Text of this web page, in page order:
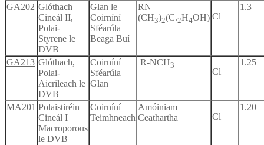
GA202 Glóthach
Cineál II,
Polai-
Styrene le
DVB
Glan le
Coirníní
Sféarúla
Beaga Buí
RN
(CH3)2(C.2H4OH) Cl
1.3
GA213 Glóthach,
Polai-
Aicrileach le
DVB
Coirníní
Sféarúla
Glan
R-NCH3
Cl
1.25
MA201 Polaistiréin
Cineál I
Macroporous
le DVB
Coirníní
Teimhneach
Amóiniam
Ceathartha
Cl
1.20